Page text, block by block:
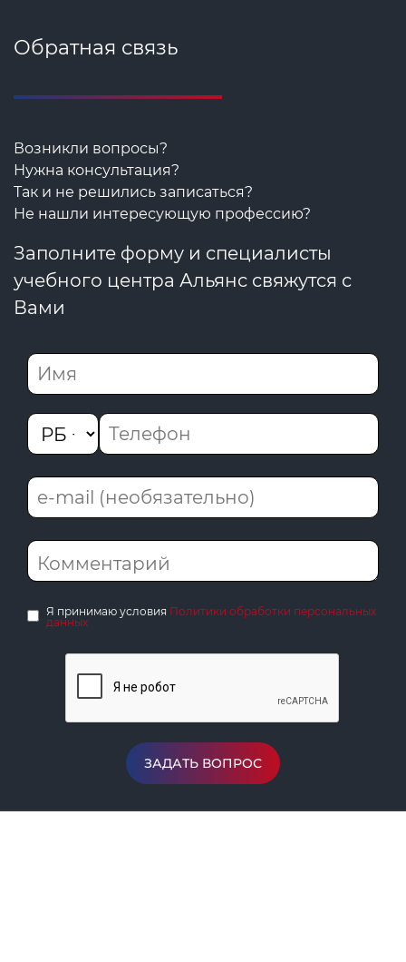
Обратная связь
Возникли вопросы?
Нужна консультация?
Так и не решились записаться?
Не нашли интересующую профессию?
Заполните форму и специалисты
учебного центра Альянс свяжутся с
Вами
Я принимаю условия Политики обработки персональных
данных
ЗАДАТЬ ВОПРОС